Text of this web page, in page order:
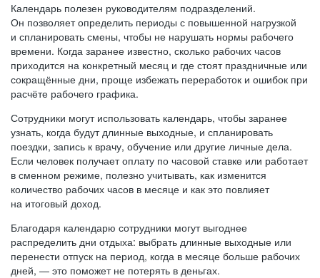
Календарь полезен руководителям подразделений.
Он позволяет определить периоды с повышенной нагрузкой
и спланировать смены, чтобы не нарушать нормы рабочего
времени. Когда заранее известно, сколько рабочих часов
приходится на конкретный месяц и где стоят праздничные или
сокращённые дни, проще избежать переработок и ошибок при
расчёте рабочего графика.
Сотрудники могут использовать календарь, чтобы заранее
узнать, когда будут длинные выходные, и спланировать
поездки, запись к врачу, обучение или другие личные дела.
Если человек получает оплату по часовой ставке или работает
в сменном режиме, полезно учитывать, как изменится
количество рабочих часов в месяце и как это повлияет
на итоговый доход.
Благодаря календарю сотрудники могут выгоднее
распределить дни отдыха: выбрать длинные выходные или
перенести отпуск на период, когда в месяце больше рабочих
дней, — это поможет не потерять в деньгах.